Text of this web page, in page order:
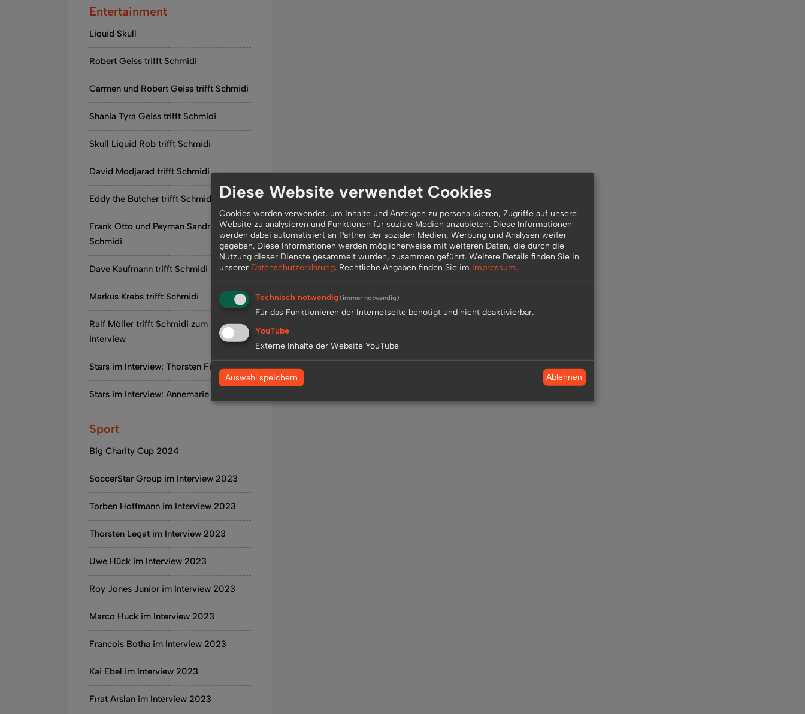
Entertainment
Liquid Skull
Robert Geiss trifft Schmidi
Carmen und Robert Geiss trifft Schmidi
Shania Tyra Geiss trifft Schmidi
Skull Liquid Rob trifft Schmidi
David Modjarad trifft Schmidi
Eddy the Butcher trifft Schmidi
Frank Otto und Peyman Sandra treffen
Schmidi
Dave Kaufmann trifft Schmidi
Markus Krebs trifft Schmidi
Ralf Möller trifft Schmidi zum Star-
Interview
Stars im Interview: Thorsten Fink
Stars im Interview: Annemarie Eilfeld
Sport
Big Charity Cup 2024
SoccerStar Group im Interview 2023
Torben Hoffmann im Interview 2023
Thorsten Legat im Interview 2023
Uwe Hück im Interview 2023
Roy Jones Junior im Interview 2023
Marco Huck im Interview 2023
Francois Botha im Interview 2023
Kai Ebel im Interview 2023
Fırat Arslan im Interview 2023
Diese Website verwendet Cookies
Cookies werden verwendet, um Inhalte und Anzeigen zu personalisieren, Zugriffe auf unsere
Website zu analysieren und Funktionen für soziale Medien anzubieten. Diese Informationen
werden dabei automatisiert an Partner der sozialen Medien, Werbung und Analysen weiter
gegeben. Diese Informationen werden möglicherweise mit weiteren Daten, die durch die
Nutzung dieser Dienste gesammelt wurden, zusammen geführt. Weitere Details finden Sie in
unserer Datenschutzerklärung. Rechtliche Angaben finden Sie im Impressum.
Technisch notwendig(immer notwendig)
Für das Funktionieren der Internetseite benötigt und nicht deaktivierbar.
YouTube
Externe Inhalte der Website YouTube
Auswahl speichern Ablehnen